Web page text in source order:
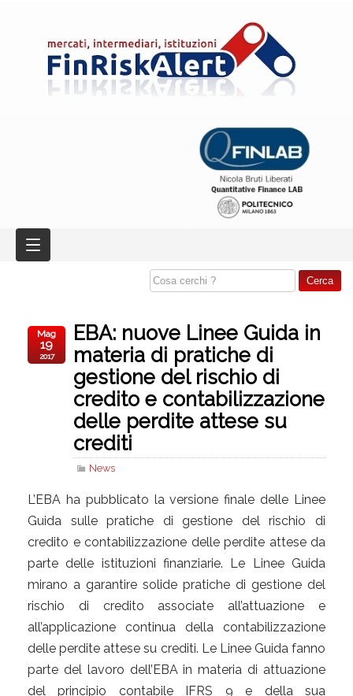
EBA: nuove Linee Guida in
materia di pratiche di
gestione del rischio di
credito e contabilizzazione
delle perdite attese su
crediti
News
Mag
19
2017
L’EBA ha pubblicato la versione finale delle Linee
Guida sulle pratiche di gestione del rischio di
credito e contabilizzazione delle perdite attese da
parte delle istituzioni finanziarie. Le Linee Guida
mirano a garantire solide pratiche di gestione del
rischio di credito associate all’attuazione e
all’applicazione continua della contabilizzazione
delle perdite attese su crediti. Le Linee Guida fanno
parte del lavoro dell’EBA in materia di attuazione
del principio contabile IFRS 9 e della sua